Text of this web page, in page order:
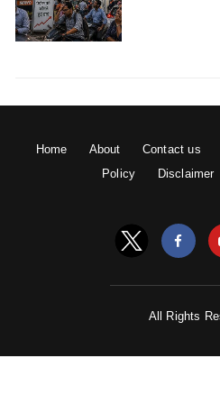
Old Random Post
11 खूबसूरत पंक्तियाँ
विवेकानंद की
Home About Contact us
Policy
Disclaimer
All Rights